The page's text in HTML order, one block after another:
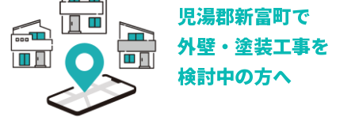
児湯郡新富町で
外壁・塗装工事を
検討中の方へ